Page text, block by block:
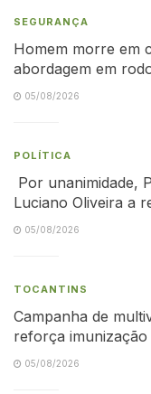
SEGURANÇA
Homem morre em
abordagem em
05/08/2026
POLÍTICA
Por unanimidade,
Luciano Oliveira a
05/08/2026
TOCANTINS
Campanha de
reforça imunização
05/08/2026